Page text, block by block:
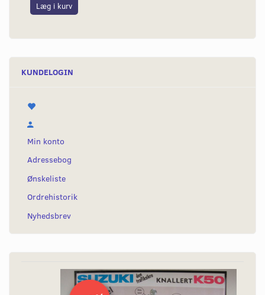
Læg i kurv
KUNDELOGIN
Min konto
Adressebog
Ønskeliste
Ordrehistorik
Nyhedsbrev